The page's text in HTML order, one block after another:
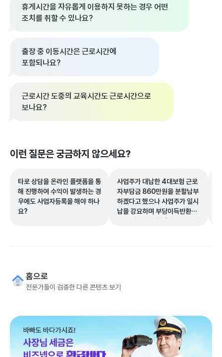
휴게시간을 자유롭게 이용하지 못하는 경우 어떤
조치를 취할 수 있나요?
출장 중 이동시간은 근로시간에
포함되나요?
근로시간 도중의 교육시간도 근로시간으로
보나요?
이런 질문은 궁금하지 않으세요?
타로 상담을 온라인 플랫폼을 통
해 진행하여 수익이 발생하는 경
우에도 사업자등록을 해야 하나
요?
사업주가 대납한 4대보험 근로
자부담금 860만원을 분할납부
하겠다고 했으나 사업주가 일시
납을 강요하며 부당이득반환청
구를 하겠다고 협박하는 경우 어
홈으로
전문가들이 검증한 다른 콘텐츠 보기